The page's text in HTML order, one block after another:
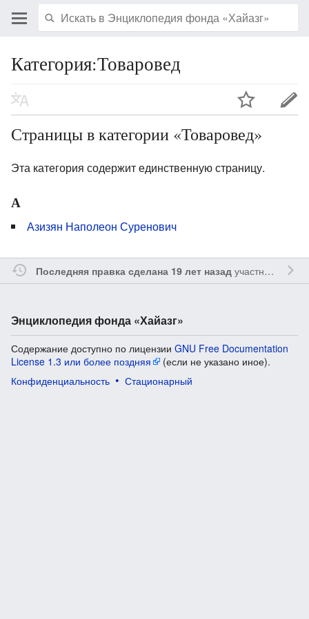
Категория:Товаровед
Страницы в категории «Товаровед»
Эта категория содержит единственную страницу.
А
Азизян Наполеон Суренович
Последняя правка сделана 19 лет назадучастником
Энциклопедия фонда «Хайазг»
Содержание доступно по лицензии GNU Free Documentation
License 1.3 или более поздняя
(если не указано иное).
Конфиденциальность
Стационарный